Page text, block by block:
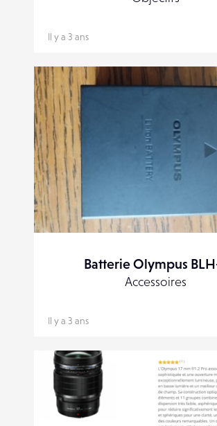
Il y a 3 ans
Batterie Olympus
Accessoires
Il y a 3 ans